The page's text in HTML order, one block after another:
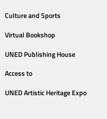
Culture and Sports
Virtual Bookshop
UNED Publishing House
Access to
UNED Artistic Heritage Expo